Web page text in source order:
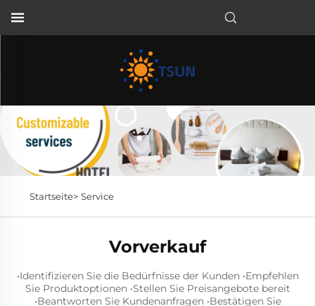
Startseite> Service
Vorverkauf
•Identifizieren Sie die Bedürfnisse der Kunden •Empfehlen
Sie Produktoptionen •Stellen Sie Preisangebote bereit
•Beantworten Sie Kundenanfragen •Bestätigen Sie